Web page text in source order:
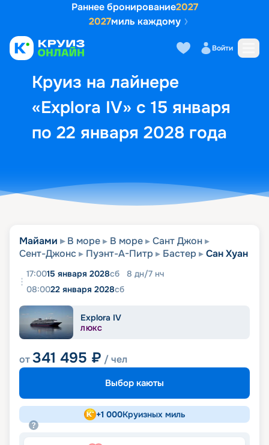
Раннее бронирование2027
2027миль каждому
Войти
Круиз на лайнере
«Explora IV» с 15 января
по 22 января 2028 года
Выбор кают Маршрут и
Майами В море В море
Сант Джон
Сент-Джонс
Пуэнт-А-Питр Бастер Сан Хуан
17:0015 января 2028сб 8 дн/7 нч
08:0022 января 2028сб
Explora IV
ЛЮКС
от341 495 ₽ / чел
Выбор каюты
+1 000Круизных миль